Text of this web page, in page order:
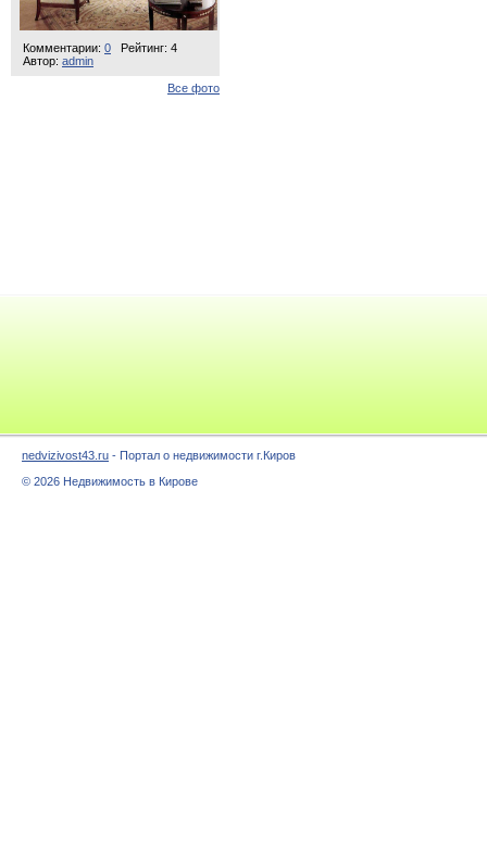
Комментарии: 0
Рейтинг: 4
Автор: admin
Все фото
nedvizivost43.ru - Портал о недвижимости г.Киров
© 2026 Недвижимость в Кирове